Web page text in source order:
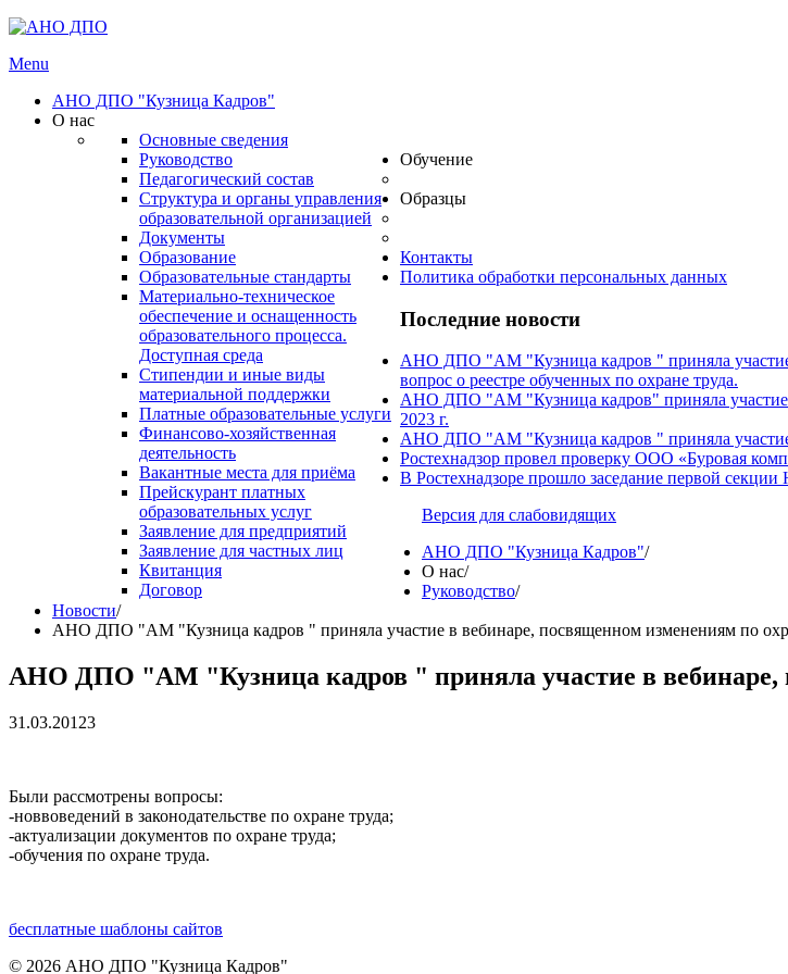
Menu
АНО ДПО "Кузница Кадров"
О нас
Основные сведения
Руководство
Педагогический состав
Структура и органы управления
образовательной организацией
Документы
Образование
Образовательные стандарты
Материально-техническое
обеспечение и оснащенность
образовательного процесса.
Доступная среда
Стипендии и иные виды
материальной поддержки
Платные образовательные услуги
Финансово-хозяйственная
деятельность
Вакантные места для приёма
Обучение
Прейскурант платных
образовательных услуг
Образцы
Заявление для предприятий
Заявление для частных лиц
Квитанция
Договор
Контакты
Политика обработки персональных данных
Последние новости
АНО ДПО "АМ "Кузница кадров " приняла участие
вопрос о реестре обученных по охране труда.
АНО ДПО "АМ "Кузница кадров" приняла участие
2023 г.
АНО ДПО "АМ "Кузница кадров " приняла участие
Ростехнадзор провел проверку ООО «Буровая
В Ростехнадзоре прошло заседание первой
Версия для слабовидящих
АНО ДПО "Кузница Кадров"/
О нас/
Руководство/
Новости/
АНО ДПО "АМ "Кузница кадров " приняла участие в вебинаре, посвященном изменениям по
АНО ДПО "АМ "Кузница кадров " приняла участие в вебинаре,
31.03.20123
Были рассмотрены вопросы:
-новвоведений в законодательстве по охране труда;
-актуализации документов по охране труда;
-обучения по охране труда.
бесплатные шаблоны сайтов
© 2026 АНО ДПО "Кузница Кадров"